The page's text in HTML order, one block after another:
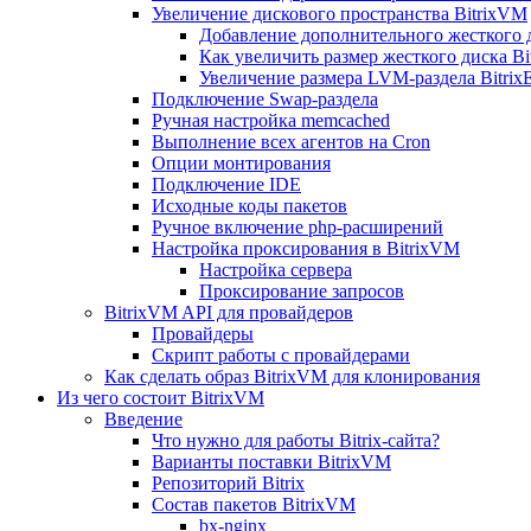
Увеличение дискового пространства BitrixVM
Добавление дополнительного
Как увеличить размер жесткого диска
Увеличение размера LVM-раздела
Подключение Swap-раздела
Ручная настройка memcached
Выполнение всех агентов на Cron
Опции монтирования
Подключение IDE
Исходные коды пакетов
Ручное включение php-расширений
Настройка проксирования в BitrixVM
Настройка сервера
Проксирование запросов
BitrixVM API для провайдеров
Провайдеры
Скрипт работы с провайдерами
Как сделать образ BitrixVM для клонирования
Из чего состоит BitrixVM
Введение
Что нужно для работы Bitrix-сайта?
Варианты поставки BitrixVM
Репозиторий Bitrix
Состав пакетов BitrixVM
bx-nginx